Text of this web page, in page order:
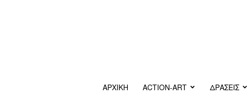
ΑΡΧΙΚΗ ACTION-ART ΔΡΆΣΕΙΣ